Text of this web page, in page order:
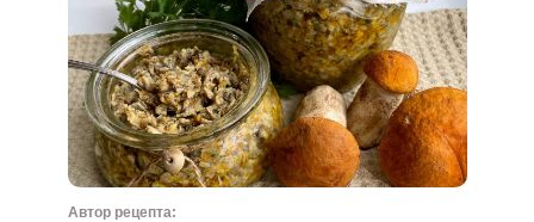
Автор рецепта: